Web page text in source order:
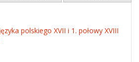
polskiego XVII i 1. połowy XVIII